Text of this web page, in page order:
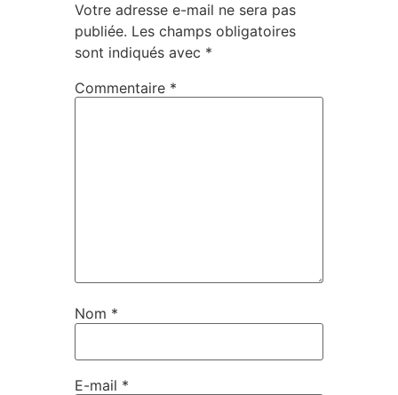
Votre adresse e-mail ne sera pas
publiée. Les champs obligatoires
sont indiqués avec *
Commentaire *
Nom *
E-mail *